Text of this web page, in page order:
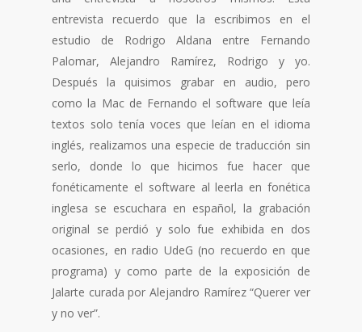
entrevista recuerdo que la escribimos en el
estudio de Rodrigo Aldana entre Fernando
Palomar, Alejandro Ramírez, Rodrigo y yo.
Después la quisimos grabar en audio, pero
como la Mac de Fernando el software que leía
textos solo tenía voces que leían en el idioma
inglés, realizamos una especie de traducción sin
serlo, donde lo que hicimos fue hacer que
fonéticamente el software al leerla en fonética
inglesa se escuchara en español, la grabación
original se perdió y solo fue exhibida en dos
ocasiones, en radio UdeG (no recuerdo en que
programa) y como parte de la exposición de
Jalarte curada por Alejandro Ramírez “Querer ver
y no ver”.